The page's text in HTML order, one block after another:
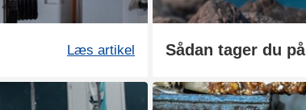
Læs artikel Sådan tager du på